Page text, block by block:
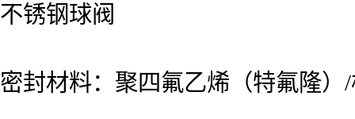
不锈钢球阀
密封材料：聚四氟乙烯（特氟隆）